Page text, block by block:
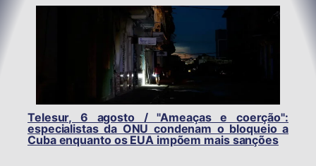
Telesur, 6 agosto / "Ameaças e coerção":
especialistas da ONU condenam o bloqueio a
Cuba enquanto os EUA impõem mais sanções